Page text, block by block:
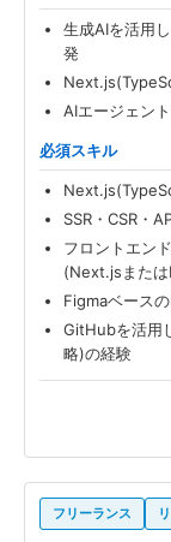
生成AIを活用
発
AIエージェン
必須スキル
SSR・CSR・
フロントエン
(Next.jsまた
Figmaベース
GitHubを活用
略)の経験
フリーランス